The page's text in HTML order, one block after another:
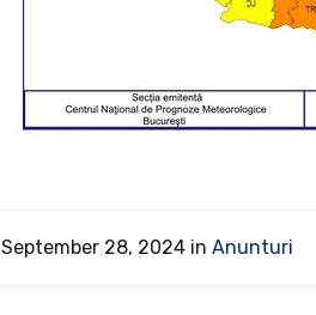
September 28, 2024 in Anunturi